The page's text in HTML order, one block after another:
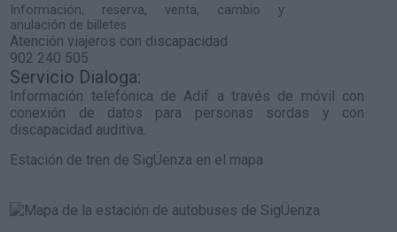
Información, reserva, venta, cambio y
anulación de billetes
Atención viajeros con discapacidad
902 240 505
Servicio Dialoga:
Información telefónica de Adif a través de móvil con
conexión de datos para personas sordas y con
discapacidad auditiva.
Estación de tren de SigÜenza en el mapa